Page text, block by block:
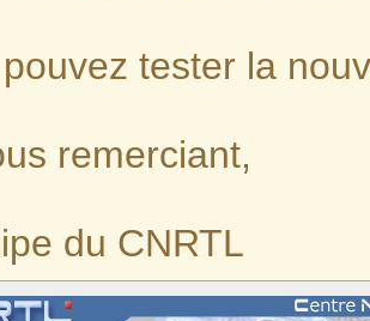
tester la
remerciant,
du CNRTL